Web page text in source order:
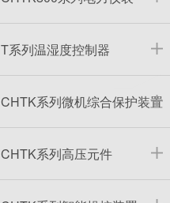
T系列温湿度控制器
CHTK系列微机综合保护装置
CHTK系列高压元件